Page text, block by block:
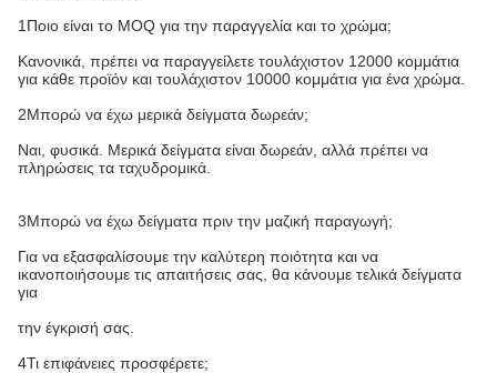
1Ποιο είναι το MOQ για την παραγγελία και το χρώμα;
Κανονικά, πρέπει να παραγγείλετε τουλάχιστον 12000 κομμάτια
για κάθε προϊόν και τουλάχιστον 10000 κομμάτια για ένα χρώμα.
2Μπορώ να έχω μερικά δείγματα δωρεάν;
Ναι, φυσικά. Μερικά δείγματα είναι δωρεάν, αλλά πρέπει να
πληρώσεις τα ταχυδρομικά.
3Μπορώ να έχω δείγματα πριν την μαζική παραγωγή;
Για να εξασφαλίσουμε την καλύτερη ποιότητα και να
ικανοποιήσουμε τις απαιτήσεις σας, θα κάνουμε τελικά δείγματα
για
την έγκρισή σας.
4Τι επιφάνειες προσφέρετε;